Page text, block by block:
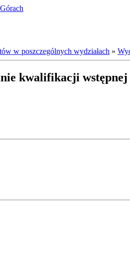
w poszczególnych wydziałach »
kwalifikacji